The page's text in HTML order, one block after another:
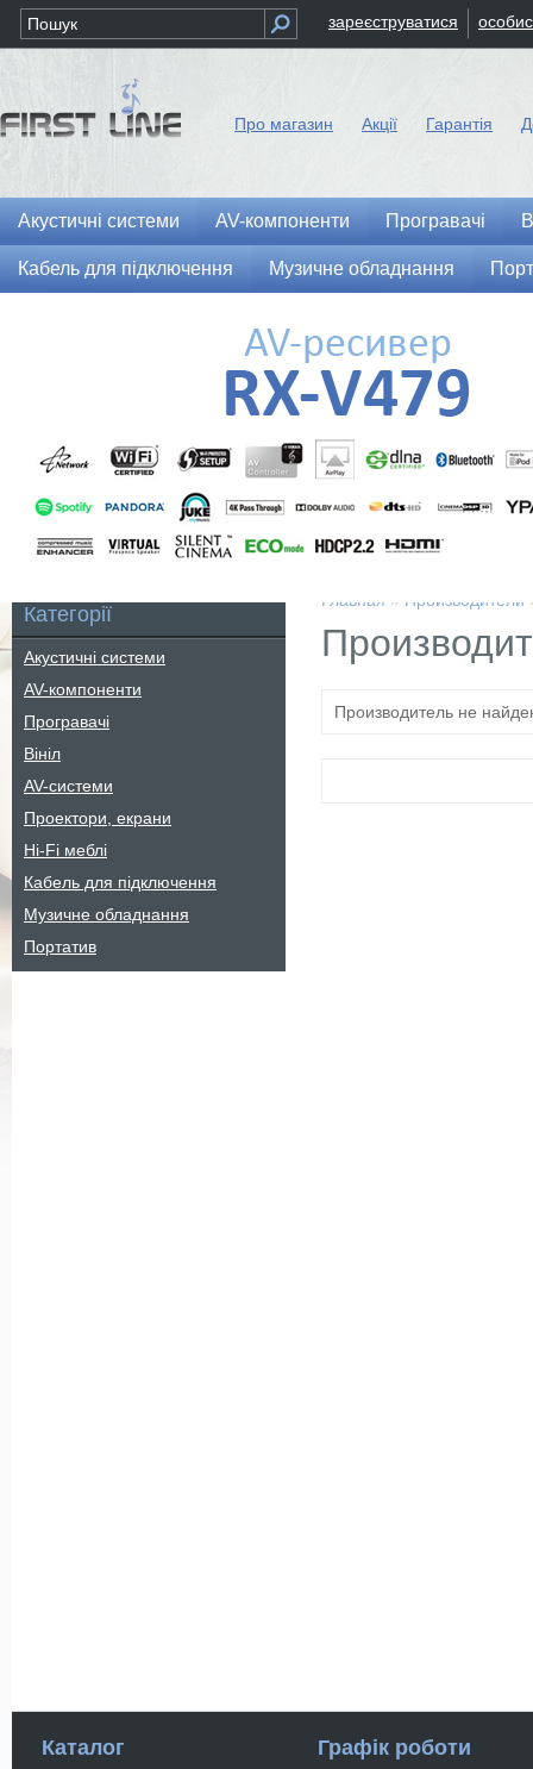
зареєструватися
Про магазин Акції Гарантія
Акустичні системи AV-компоненти Програвачі
Кабель для підключення Музичне обладнання
Категорії
Акустичні системи
AV-компоненти
Програвачі
Вініл
AV-системи
Проектори, екрани
Hi-Fi меблі
Кабель для підключення
Музичне обладнання
Портатив
Главная » Производители
Производитель не
Каталог Графік роботи